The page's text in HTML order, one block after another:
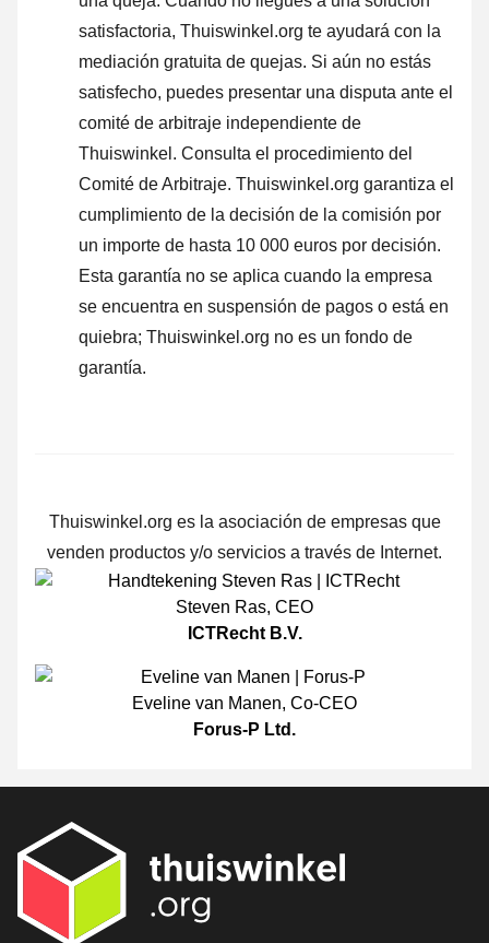
satisfactoria, Thuiswinkel.org te ayudará con la
mediación gratuita de quejas. Si aún no estás
satisfecho, puedes presentar una disputa ante el
comité de arbitraje independiente de
Thuiswinkel. Consulta el procedimiento del
Comité de Arbitraje. Thuiswinkel.org garantiza el
cumplimiento de la decisión de la comisión por
un importe de hasta 10 000 euros por decisión.
Esta garantía no se aplica cuando la empresa
se encuentra en suspensión de pagos o está en
quiebra; Thuiswinkel.org no es un fondo de
garantía.
Thuiswinkel.org es la asociación de empresas que
venden productos y/o servicios a través de Internet.
Steven Ras, CEO
ICTRecht B.V.
Eveline van Manen, Co-CEO
Forus-P Ltd.